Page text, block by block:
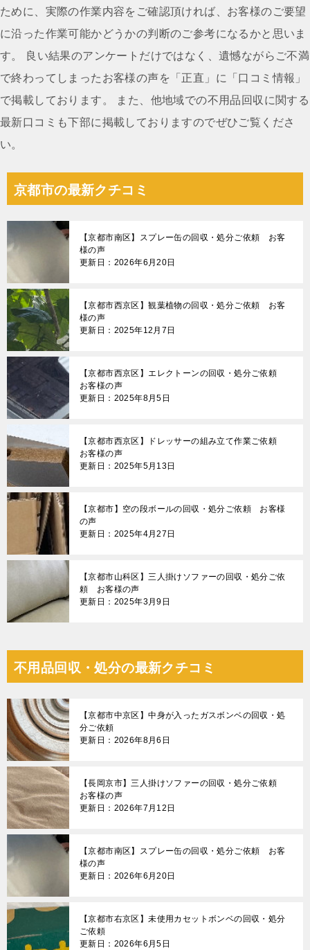
シ
ョ
ン
ために、実際の作業内容をご確認頂ければ、お客様のご要望
に沿った作業可能かどうかの判断のご参考になるかと思いま
す。 良い結果のアンケートだけではなく、遺憾ながらご不満
で終わってしまったお客様の声を「正直」に「口コミ情報」
で掲載しております。 また、他地域での不用品回収に関する
最新口コミも下部に掲載しておりますのでぜひご覧くださ
い。
京都市の最新クチコミ
【京都市南区】スプレー缶の回収・処分ご依頼 お客
様の声
更新日：2026年6月20日
【京都市西京区】観葉植物の回収・処分ご依頼 お客
様の声
更新日：2025年12月7日
【京都市西京区】エレクトーンの回収・処分ご依頼
お客様の声
更新日：2025年8月5日
【京都市西京区】ドレッサーの組み立て作業ご依頼
お客様の声
更新日：2025年5月13日
【京都市】空の段ボールの回収・処分ご依頼 お客様
の声
更新日：2025年4月27日
【京都市山科区】三人掛けソファーの回収・処分ご依
頼 お客様の声
更新日：2025年3月9日
不用品回収・処分の最新クチコミ
【京都市中京区】中身が入ったガスボンベの回収・処
分ご依頼
更新日：2026年8月6日
【長岡京市】三人掛けソファーの回収・処分ご依頼
お客様の声
更新日：2026年7月12日
【京都市南区】スプレー缶の回収・処分ご依頼 お客
様の声
更新日：2026年6月20日
【京都市右京区】未使用カセットボンベの回収・処分
ご依頼
更新日：2026年6月5日